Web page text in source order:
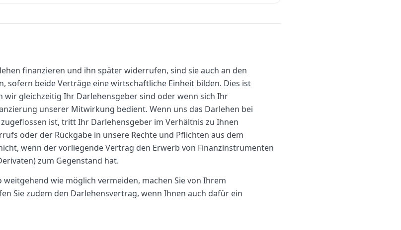
finanzieren und ihn später widerrufen, sind sie auch an den
sofern beide Verträge eine wirtschaftliche Einheit bilden. Dies ist
wir gleichzeitig Ihr Darlehensgeber sind oder wenn sich Ihr
unserer Mitwirkung bedient. Wenn uns das Darlehen bei
ist, tritt Ihr Darlehensgeber im Verhältnis zu Ihnen
oder der Rückgabe in unsere Rechte und Pflichten aus dem
wenn der vorliegende Vertrag den Erwerb von Finanzinstrumenten
zum Gegenstand hat.
wie möglich vermeiden, machen Sie von Ihrem
Sie zudem den Darlehensvertrag, wenn Ihnen auch dafür ein